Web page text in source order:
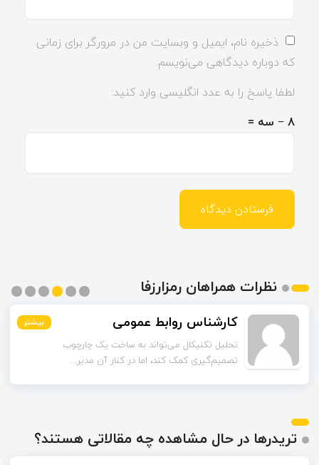
ذخیره نام، ایمیل و وبسایت من در مرورگر برای زمانی
که دوباره دیدگاهی می‌نویسم.
لطفا پاسخ را به عدد انگلیسی وارد کنید:
8 − سه =
نظرات همراهان رمزارزفا
بیشتر
بیشتر کارشناس روابط عمومی بیشتر
تحلیل تکنیکال می‌تواند به ساخت یک چارچوب
تصمیم‌گیری کمک کند، اما در کنار آن مدیر...
بیشتر
بیشتر
بیشتر
تریدرها در حال مشاهده چه مقالاتی هستند؟